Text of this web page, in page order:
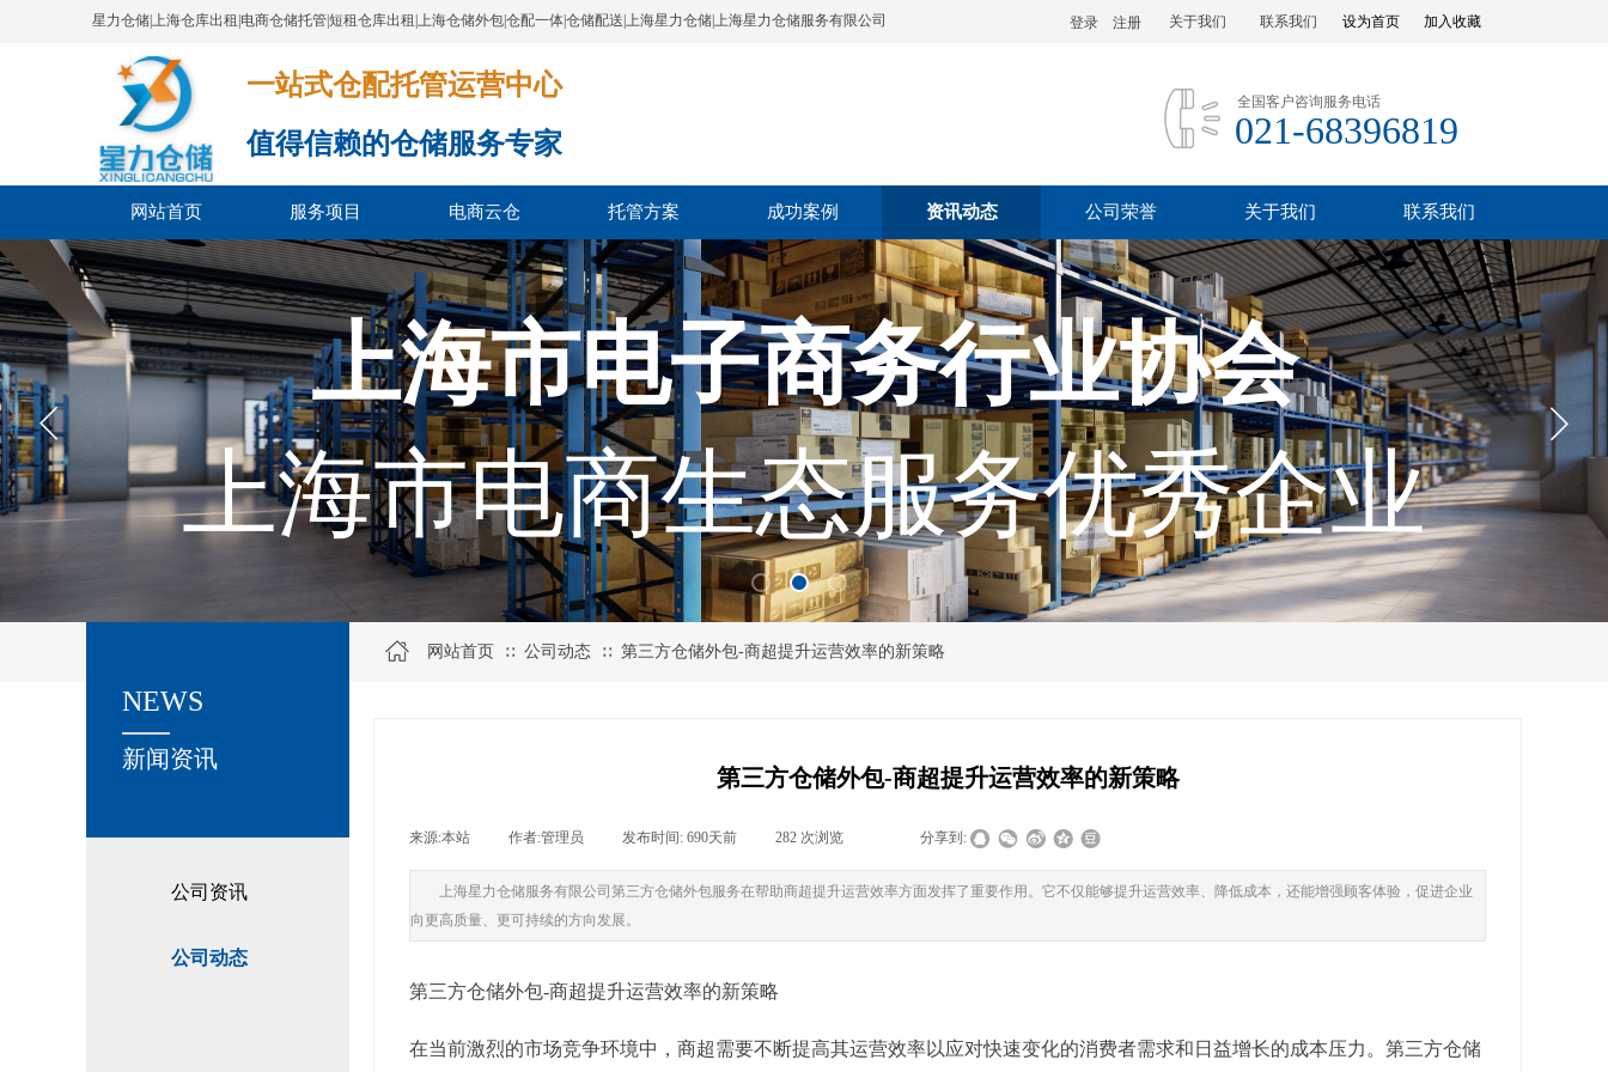
星力仓储|上海仓库出租|电商仓储托管|短租仓库出租|上海仓储外包|仓配一体|仓储配送|上海星力仓储|上海星力仓储服务有限公司 设为首页 加入收藏
登录 注册 联系我们
关于我们
一站式仓配托管运营中心​​​​​​​​​​​​​​​​​
值得信赖的仓储服务专家
全国客户咨询服务电话
021-68396819
网站首页 服务项目 电商云仓 托管方案 成功案例 资讯动态 公司荣誉 关于我们 联系我们
上海市电子商务行业协会
上海市电商生态服务优秀企业
公司资讯
公司动态
关于我们
新闻资讯
NEWS
网站首页 ∷ 公司动态 ∷ 第三方仓储外包-商超提升运营效率的新策略
第三方仓储外包-商超提升运营效率的新策略
来源:本站 作者:管理员 发布时间: 690天前 282 次浏览 分享到:
上海星力仓储服务有限公司第三方仓储外包服务在帮助商超提升运营效率方面发挥了重要作用。它不仅能够提升运营效率、降低成本，还能增强顾客体验，促进企业
向更高质量、更可持续的方向发展。
第三方仓储外包-商超提升运营效率的新策略
在当前激烈的市场竞争环境中，商超需要不断提高其运营效率以应对快速变化的消费者需求和日益增长的成本压力。第三方仓储